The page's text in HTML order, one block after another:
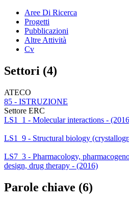
Aree Di Ricerca
Progetti
Pubblicazioni
Altre Attività
Cv
Settori (4)
ATECO
85 - ISTRUZIONE
Settore ERC
LS1_1 - Molecular interactions -
LS1_9 - Structural biology
LS7_3 - Pharmacology,
design, drug therapy - (2016)
Parole chiave (6)